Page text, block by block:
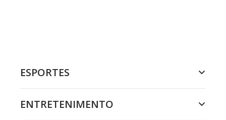
ESPORTES
ENTRETENIMENTO